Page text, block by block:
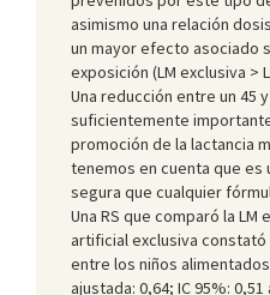
asimismo una relación
un mayor efecto asociado
exposición (LM exclusiva >
Una reducción entre un 45
suficientemente
promoción de la lactancia
tenemos en cuenta que es
segura que cualquier
Una RS que comparó la
artificial exclusiva constató
entre los niños
ajustada: 0,64; IC 95%: 0,51